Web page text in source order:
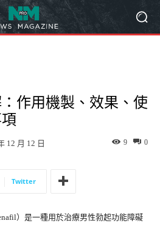
作用機製、效果、使
12 月 12 日 0
9
Twitter
）是一種用於治療男性勃起功能障礙